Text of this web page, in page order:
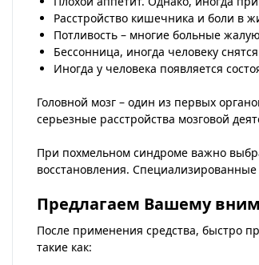
Расстройство кишечника и боли в
Потливость – многие больные
Бессонница, иногда человеку
Иногда у человека появляется
Головной мозг – один из первых
серьезные расстройства мозговой
При похмельном синдроме важно
восстановления.
Предлагаем Вашему
После применения средства, быстро
такие как: